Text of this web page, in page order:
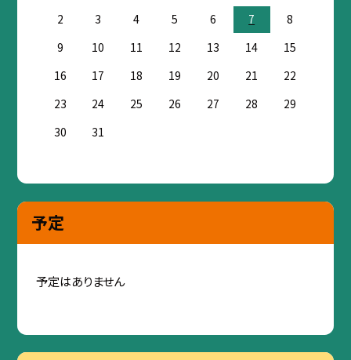
2
3 4 5 6 7
8
9
10 11 12 13 14
15
16
17 18 19 20 21
22
23
24 25 26 27 28
29
30
31
予定
予定はありません